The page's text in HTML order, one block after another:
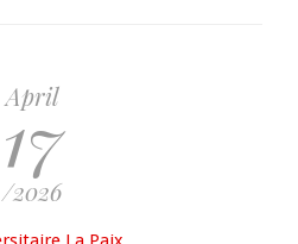
April
17
/2026